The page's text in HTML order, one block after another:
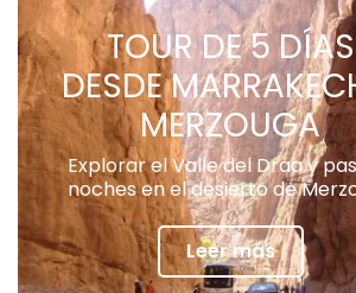
TOUR DE 5 DÍAS
DESDE
MERZOUGA
Explorar el Valle del Draa y
noches en el desierto de
Leer más